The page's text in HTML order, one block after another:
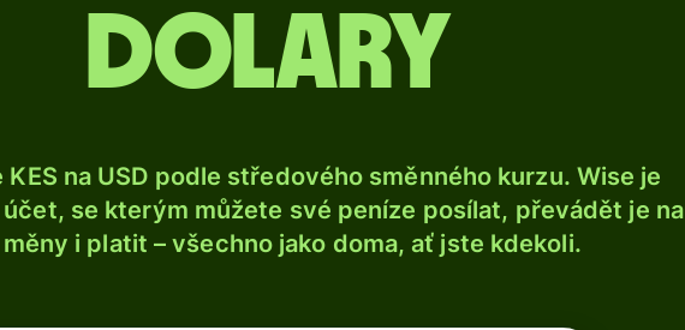
dolary
na USD podle středového směnného kurzu. Wise je
se kterým můžete své peníze posílat, převádět je na
i platit – všechno jako doma, ať jste kdekoli.